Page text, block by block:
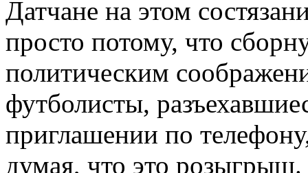
Датчане на этом
просто потому, что
политическим
футболисты,
приглашении по
думая, что это розыгрыш.